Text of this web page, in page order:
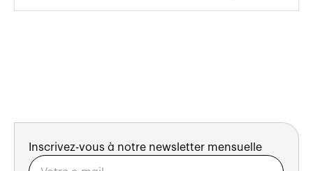
Inscrivez-vous à notre newsletter mensuelle